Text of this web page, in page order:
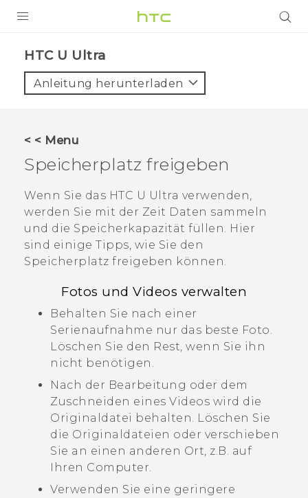
VIVE
UNTERSTÜTZUNG
HTC-Geräte und Zubehör
Anmelden
HTC U Ultra‎
Anleitung herunterladen
< < Menu
Speicherplatz freigeben
Wenn Sie das HTC U Ultra verwenden,
werden Sie mit der Zeit Daten sammeln
und die Speicherkapazität füllen. Hier
sind einige Tipps, wie Sie den
Speicherplatz freigeben können.
Fotos und Videos verwalten
Behalten Sie nach einer
Serienaufnahme nur das beste Foto.
Löschen Sie den Rest, wenn Sie ihn
nicht benötigen.
Nach der Bearbeitung oder dem
Zuschneiden eines Videos wird die
Originaldatei behalten. Löschen Sie
die Originaldateien oder verschieben
Sie an einen anderen Ort, z.B. auf
Ihren Computer.
Verwenden Sie eine geringere